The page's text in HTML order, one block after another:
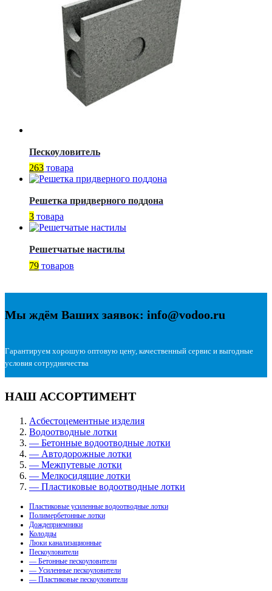
Пескоуловитель
263 товара
Решетка придверного поддона
3 товара
Решетчатые настилы
79 товаров
Мы ждём Ваших заявок: info@vodoo.ru
Гарантируем хорошую оптовую цену, качественный сервис и выгодные
условия сотрудничества
НАШ АССОРТИМЕНТ
Асбестоцементные изделия
Водоотводные лотки
— Бетонные водоотводные лотки
— Автодорожные лотки
— Межпутевые лотки
— Мелкосидящие лотки
— Пластиковые водоотводные лотки
Пластиковые усиленные водоотводные лотки
Полимербетонные лотки
Дождеприемники
Колодцы
Люки канализационные
Пескоуловители
— Бетонные пескоуловители
— Усиленные пескоуловители
— Пластиковые пескоуловители